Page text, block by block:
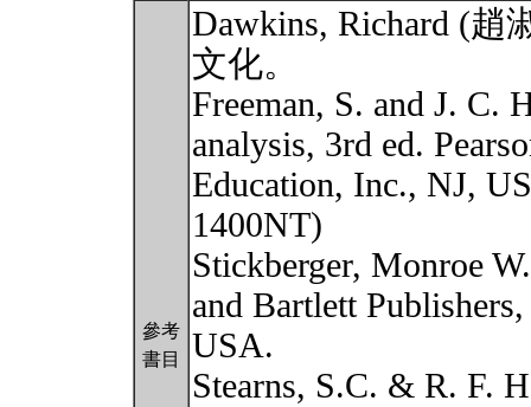
參考
書目
Dawkins, Richard (趙
文化。
Freeman, S. and J. C.
analysis, 3rd ed.
Education, Inc., NJ,
1400NT)
Stickberger, Monroe
and Bartlett Publishers,
USA.
Stearns, S.C. & R. F.